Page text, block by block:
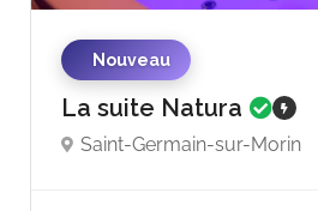
Nouveau
La suite Natura
Saint-Germain-sur-Morin